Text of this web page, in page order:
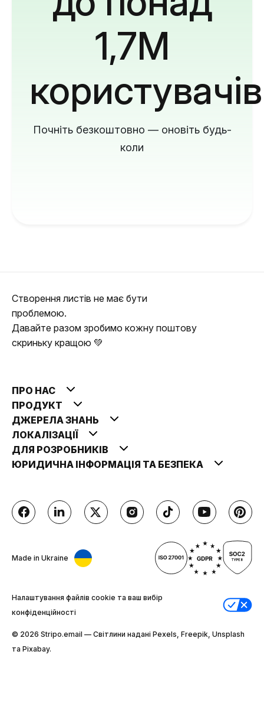
1,7M
користувачів
Почніть безкоштовно — оновіть будь-
коли
Створення листів не має бути
проблемою.
Давайте разом зробимо кожну поштову
скриньку кращою 💚
ПРО НАС
ПРОДУКТ
ДЖЕРЕЛА ЗНАНЬ
ЛОКАЛІЗАЦІЇ
ДЛЯ РОЗРОБНИКІВ
ЮРИДИЧНА ІНФОРМАЦІЯ ТА БЕЗПЕКА
Made in Ukraine
Налаштування файлів cookie та ваш вибір
конфіденційності
© 2026 Stripо.email — Світлини надані Pexels, Freepik, Unsplash
та Pixabay.